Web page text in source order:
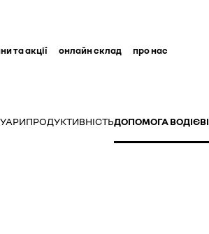
та акції онлайн склад про нас
ПРОДУКТИВНІСТЬДОПОМОГА ВОДІЄВІ